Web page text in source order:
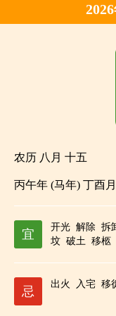
农历 八月 十五
丙午年 (马年) 丁酉
宜
开光 解除 拆
坟 破土 移柩
忌
出火 入宅 移